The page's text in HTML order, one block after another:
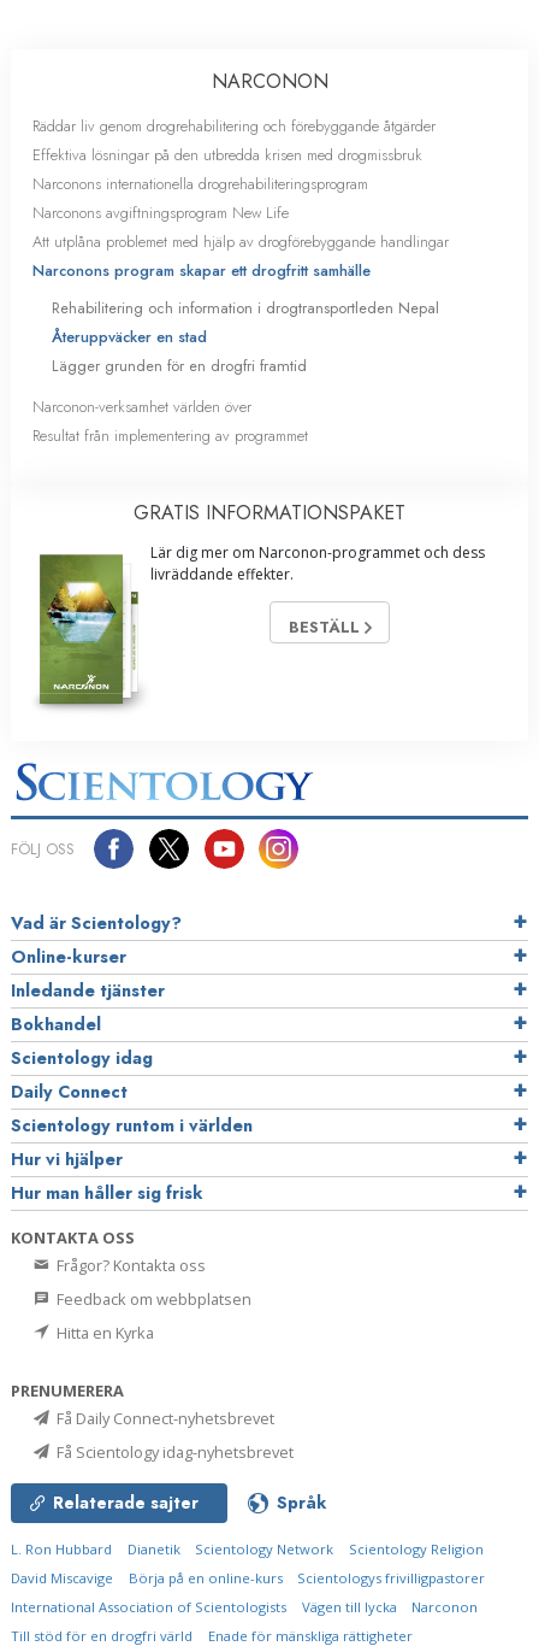
NARCONON
Räddar liv genom drogrehabilitering och förebyggande åtgärder
Effektiva lösningar på den utbredda krisen med drogmissbruk
Narconons internationella drogrehabiliteringsprogram
Narconons avgiftningsprogram New Life
Att utplåna problemet med hjälp av drogförebyggande handlingar
Narconons program skapar ett drogfritt samhälle
Rehabilitering och information i drogtransportleden Nepal
Återuppväcker en stad
Lägger grunden för en drogfri framtid
Narconon-verksamhet världen över
Resultat från implementering av programmet
GRATIS INFORMATIONS­PAKET
Lär dig mer om Narconon-programmet och dess
livräddande effekter.
BESTÄLL
FÖLJ OSS
Vad är Scientology?
Online-kurser
Inledande tjänster
Bokhandel
Scientology idag
Daily Connect
Scientology runtom i världen
Hur vi hjälper
Hur man håller sig frisk
KONTAKTA OSS
Frågor? Kontakta oss
Feedback om webbplatsen
Hitta en Kyrka
PRENUMERERA
Få Daily Connect-nyhetsbrevet
Få Scientology idag-nyhetsbrevet
Relaterade sajter Språk
L. Ron Hubbard Dianetik Scientology Network
Scientology Religion
David Miscavige
Börja på en online-kurs
Scientologys frivilligpastorer
International Association of Scientologists
Vägen till lycka
Narconon
Till stöd för en drogfri värld
Enade för mänskliga rättigheter